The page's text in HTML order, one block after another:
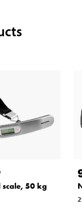
scale, 50 kg